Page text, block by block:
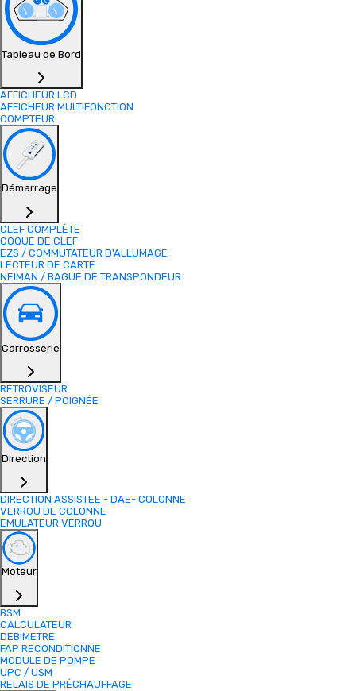
Tableau de Bord
AFFICHEUR LCD
AFFICHEUR MULTIFONCTION
COMPTEUR
Démarrage
CLEF COMPLÈTE
COQUE DE CLEF
EZS / COMMUTATEUR D'ALLUMAGE
LECTEUR DE CARTE
NEIMAN / BAGUE DE TRANSPONDEUR
Carrosserie
RETROVISEUR
SERRURE / POIGNÉE
Direction
DIRECTION ASSISTEE - DAE- COLONNE
VERROU DE COLONNE
EMULATEUR VERROU
Moteur
BSM
CALCULATEUR
DEBIMETRE
FAP RECONDITIONNE
MODULE DE POMPE
UPC / USM
RELAIS DE PRÉCHAUFFAGE